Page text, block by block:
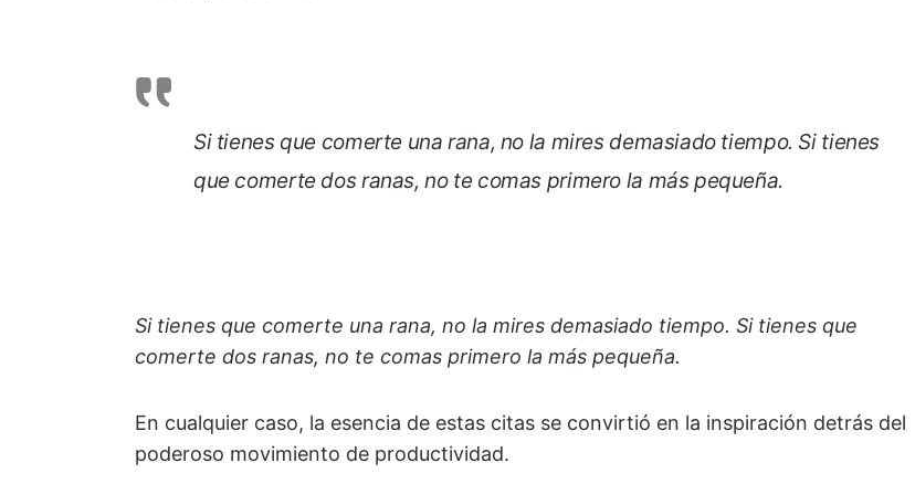
Si tienes que comerte una rana, no la mires demasiado tiempo. Si tienes
que comerte dos ranas, no te comas primero la más pequeña.
Si tienes que comerte una rana, no la mires demasiado tiempo. Si tienes que
comerte dos ranas, no te comas primero la más pequeña.
En cualquier caso, la esencia de estas citas se convirtió en la inspiración detrás del
poderoso movimiento de productividad.